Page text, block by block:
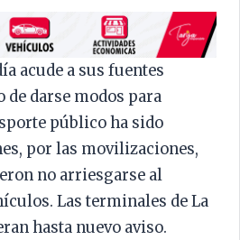
acude a sus fuentes
de darse modos para
público ha sido
por las movilizaciones,
no arriesgarse al
Las terminales de La
hasta nuevo aviso.